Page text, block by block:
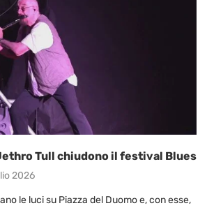
Tull chiudono il festival Blues
2026
le luci su Piazza del Duomo e, con esse,